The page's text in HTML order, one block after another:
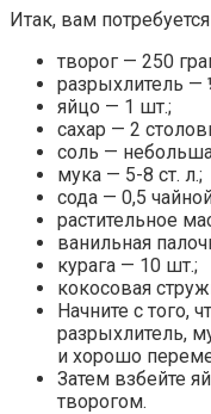
Итак, вам
творог — 250
разрыхлитель —
яйцо — 1 шт.;
сахар — 2
соль —
мука — 5-8 ст. л.;
сода — 0,5
растительное
ванильная
курага — 10 шт.;
кокосовая
Начните с того,
разрыхлитель,
и хорошо
Затем взбейте
творогом.